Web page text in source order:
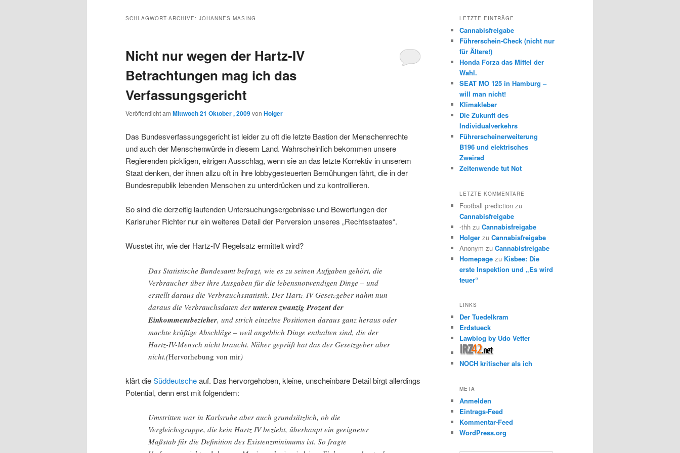
wechseln
SCHLAGWORT-ARCHIVE: JOHANNES MASING
Nicht nur wegen der Hartz-IV
Betrachtungen mag ich das
Verfassungsgericht
Veröffentlicht am Mittwoch 21 Oktober , 2009von Holger
Das Bundesverfassungsgericht ist leider zu oft die letzte Bastion der Menschenrechte
und auch der Menschenwürde in diesem Land. Wahrscheinlich bekommen unsere
Regierenden pickligen, eitrigen Ausschlag, wenn sie an das letzte Korrektiv in unserem
Staat denken, der ihnen allzu oft in ihre lobbygesteuerten Bemühungen fährt, die in der
Bundesrepublik lebenden Menschen zu unterdrücken und zu kontrollieren.
So sind die derzeitig laufenden Untersuchungsergebnisse und Bewertungen der
Karlsruher Richter nur ein weiteres Detail der Perversion unseres „Rechtsstaates“.
Wusstet ihr, wie der Hartz-IV Regelsatz ermittelt wird?
Das Statistische Bundesamt befragt, wie es zu seinen Aufgaben gehört, die
Verbraucher über ihre Ausgaben für die lebensnotwendigen Dinge – und
erstellt daraus die Verbrauchsstatistik. Der Hartz-IV-Gesetzgeber nahm nun
daraus die Verbrauchsdaten der unteren zwanzig Prozent der
Einkommensbezieher, und strich einzelne Positionen daraus ganz heraus oder
machte kräftige Abschläge – weil angeblich Dinge enthalten sind, die der
Hartz-IV-Mensch nicht braucht. Näher geprüft hat das der Gesetzgeber aber
nicht.(Hervorhebung von mir)
klärt dieSüddeutscheauf. Das hervorgehoben, kleine, unscheinbare Detail birgt allerdings
Potential, denn erst mit folgendem:
Umstritten war in Karlsruhe aber auch grundsätzlich, ob die
Vergleichsgruppe, die kein Hartz IV bezieht, überhaupt ein geeigneter
Maßstab für die Definition des Existenzminimums ist. So fragte
LETZTE EINTRÄGE
Cannabisfreigabe
Führerschein-Check (nicht nur
für Ältere!)
Honda Forza das Mittel der
Wahl.
SEAT MO 125 in Hamburg –
will man nicht!
Klimakleber
Die Zukunft des
Individualverkehrs
Führerscheinerweiterung
B196 und elektrisches
Zweirad
Zeitenwende tut Not
LETZTE KOMMENTARE
Football prediction zu
Cannabisfreigabe
-thh zu Cannabisfreigabe
Holger zu Cannabisfreigabe
Anonym zu Cannabisfreigabe
Homepage zu Kisbee: Die
erste Inspektion und „Es wird
teuer“
LINKS
Der Tuedelkram
Erdstueck
Lawblog by Udo Vetter
NOCH kritischer als ich
META
Anmelden
Eintrags-Feed
Kommentar-Feed
WordPress.org